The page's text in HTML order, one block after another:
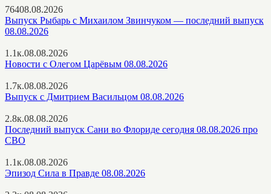
76408.08.2026
Выпуск Рыбарь с Михаилом Звинчуком — последний выпуск
08.08.2026
1.1к.08.08.2026
Новости с Олегом Царёвым 08.08.2026
1.7к.08.08.2026
Выпуск с Дмитрием Васильцом 08.08.2026
2.8к.08.08.2026
Последний выпуск Сани во Флориде сегодня 08.08.2026 про
СВО
1.1к.08.08.2026
Эпизод Сила в Правде 08.08.2026